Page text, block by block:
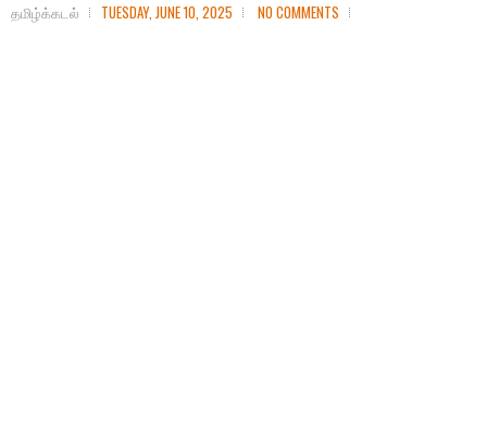
தமிழ்க்கடல் TUESDAY, JUNE 10, 2025 NO COMMENTS